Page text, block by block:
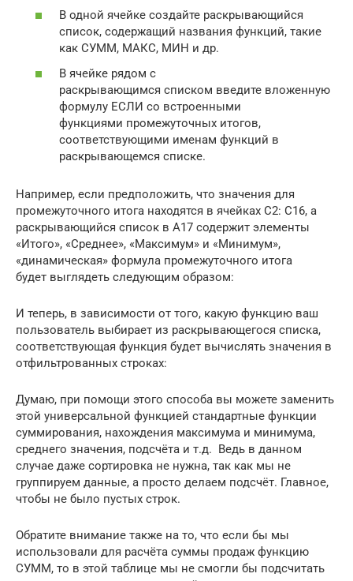
В одной ячейке создайте раскрывающийся
список, содержащий названия функций, такие
как СУММ, МАКС, МИН и др.
В ячейке рядом с
раскрывающимся списком введите вложенную
формулу ЕСЛИ со встроенными
функциями промежуточных итогов,
соответствующими именам функций в
раскрывающемся списке.
Например, если предположить, что значения для
промежуточного итога находятся в ячейках C2: C16, а
раскрывающийся список в A17 содержит элементы
«Итого», «Среднее», «Максимум» и «Минимум»,
«динамическая» формула промежуточного итога
будет выглядеть следующим образом:
И теперь, в зависимости от того, какую функцию ваш
пользователь выбирает из раскрывающегося списка,
соответствующая функция будет вычислять значения в
отфильтрованных строках:
Думаю, при помощи этого способа вы можете заменить
этой универсальной функцией стандартные функции
суммирования, нахождения максимума и минимума,
среднего значения, подсчёта и т.д. Ведь в данном
случае даже сортировка не нужна, так как мы не
группируем данные, а просто делаем подсчёт. Главное,
чтобы не было пустых строк.
Обратите внимание также на то, что если бы мы
использовали для расчёта суммы продаж функцию
СУММ, то в этой таблице мы не смогли бы подсчитать